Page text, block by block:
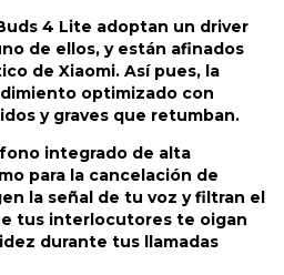
4 Lite adoptan un driver
de ellos, y están afinados
de Xiaomi. Así pues, la
optimizado con
y graves que retumban.
integrado de alta
para la cancelación de
la señal de tu voz y filtran el
tus interlocutores te oigan
durante tus llamadas